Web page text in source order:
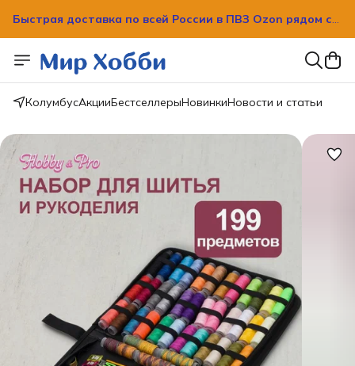
Быстрая доставка по всей России в ПВЗ Ozon рядом с
КолумбусАкцииБестселлерыНовинкиНовости и статьи